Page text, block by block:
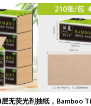
无荧光剂抽纸，Bamboo